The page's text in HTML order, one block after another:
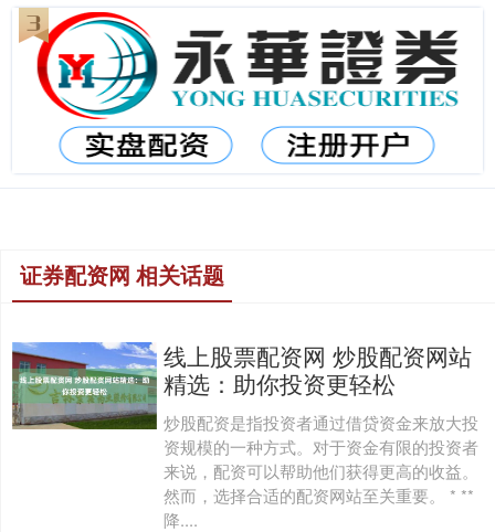
证券配资网 相关话题
线上股票配资网 炒股配资网站
精选：助你投资更轻松
炒股配资是指投资者通过借贷资金来放大投
资规模的一种方式。对于资金有限的投资者
来说，配资可以帮助他们获得更高的收益。
然而，选择合适的配资网站至关重要。 * **
降....